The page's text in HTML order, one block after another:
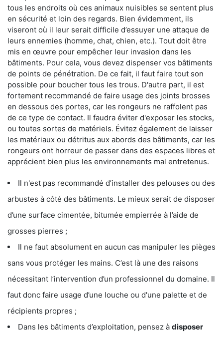
tous les endroits où ces animaux nuisibles se sentent plus
en sécurité et loin des regards. Bien évidemment, ils
viseront où il leur serait difficile d’essuyer une attaque de
leurs ennemies (homme, chat, chien, etc.). Tout doit être
mis en œuvre pour empêcher leur invasion dans les
bâtiments. Pour cela, vous devez dispenser vos bâtiments
de points de pénétration. De ce fait, il faut faire tout son
possible pour boucher tous les trous. D'autre part, il est
fortement recommandé de faire usage des joints brosses
en dessous des portes, car les rongeurs ne raffolent pas
de ce type de contact. Il faudra éviter d'exposer les stocks,
ou toutes sortes de matériels. Évitez également de laisser
les matériaux ou détritus aux abords des bâtiments, car les
rongeurs ont horreur de passer dans des espaces libres et
apprécient bien plus les environnements mal entretenus.
Il n'est pas recommandé d’installer des pelouses ou des
arbustes à côté des bâtiments. Le mieux serait de disposer
d’une surface cimentée, bitumée empierrée à l’aide de
grosses pierres ;
Il ne faut absolument en aucun cas manipuler les pièges
sans vous protéger les mains. C’est là une des raisons
nécessitant l’intervention d’un professionnel du domaine. Il
faut donc faire usage d’une louche ou d'une palette et de
récipients propres ;
Dans les bâtiments d’exploitation, pensez à disposer